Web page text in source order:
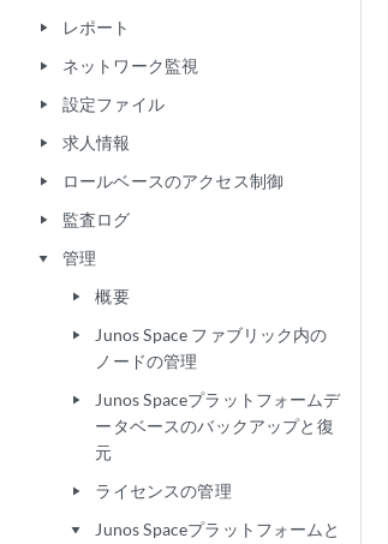
play_arrow レポート
play_arrow ネットワーク監視
play_arrow 設定ファイル
play_arrow 求人情報
play_arrow ロールベースのアクセス制御
play_arrow 監査ログ
play_arrow 管理
play_arrow 概要
play_arrow
Junos Space ファブリック内の
ノードの管理
play_arrow
Junos Spaceプラットフォームデ
ータベースのバックアップと復
元
play_arrow ライセンスの管理
play_arrow
Junos Spaceプラットフォームと